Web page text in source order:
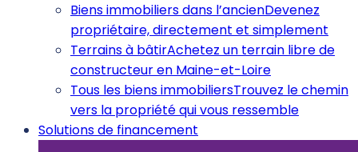
Biens immobiliers dans l’ancienDevenez
propriétaire, directement et simplement
Terrains à bâtirAchetez un terrain libre de
constructeur en Maine-et-Loire
Tous les biens immobiliersTrouvez le chemin
vers la propriété qui vous ressemble
Solutions de financement